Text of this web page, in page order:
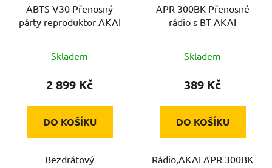
ABTS V30 Přenosný
párty reproduktor AKAI
Skladem
2 899 Kč
DO KOŠÍKU
Bezdrátový
APR 300BK Přenosné
rádio s BT AKAI
Skladem
389 Kč
DO KOŠÍKU
Rádio,AKAI APR 300BK